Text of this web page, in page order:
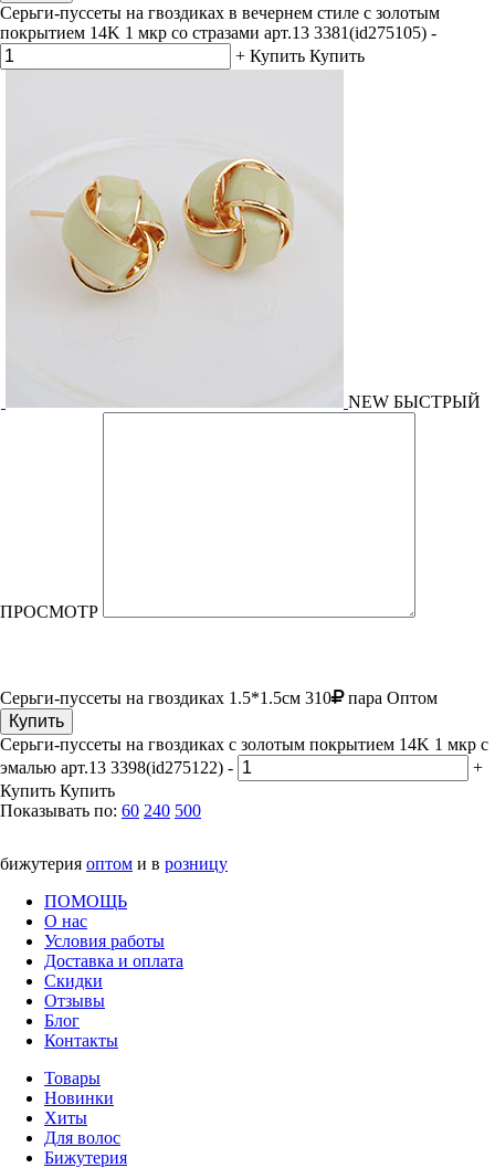
Серьги-пуссеты на гвоздиках в вечернем стиле с золотым
покрытием 14K 1 мкр со стразами арт.13 3381(id275105) -
+ Купить Купить
NEW БЫСТРЫЙ
ПРОСМОТР
Серьги-пуссеты на гвоздиках 1.5*1.5см 310 пара Оптом
Купить
Серьги-пуссеты на гвоздиках с золотым покрытием 14K 1 мкр с
эмалью арт.13 3398(id275122) -
+
Купить Купить
Показывать по: 60 240 500
бижутерия оптом и в розницу
ПОМОЩЬ
О нас
Условия работы
Доставка и оплата
Скидки
Отзывы
Блог
Контакты
Товары
Новинки
Хиты
Для волос
Бижутерия